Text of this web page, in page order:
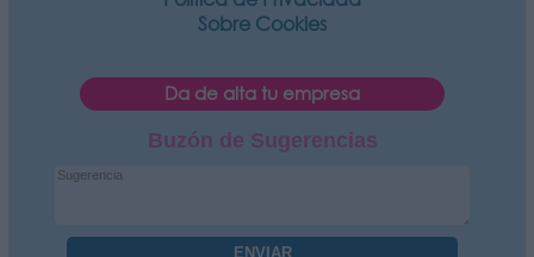
Sobre Cookies
Da de alta tu empresa
Buzón de Sugerencias